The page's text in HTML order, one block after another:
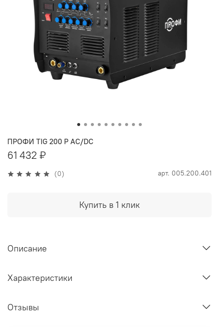
(0) арт. 005.200.401
ПРОФИ TIG 200 P AC/DC
61 432 ₽
Купить в 1 клик
Описание
Характеристики
Отзывы